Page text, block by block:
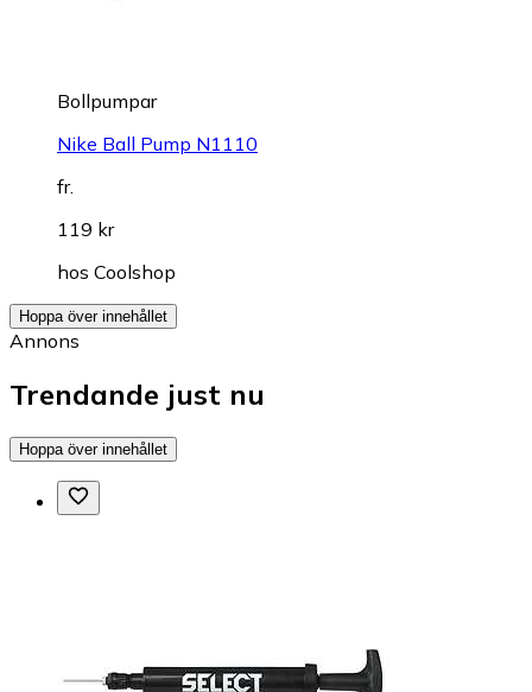
Bollpumpar
Nike Ball Pump N1110
fr.
119 kr
hos Coolshop
Hoppa över innehållet
Annons
Trendande just nu
Hoppa över innehållet